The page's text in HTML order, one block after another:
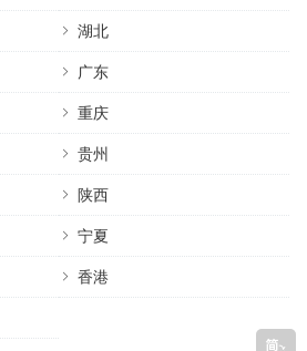
湖北
广东
重庆
贵州
陕西
宁夏
香港